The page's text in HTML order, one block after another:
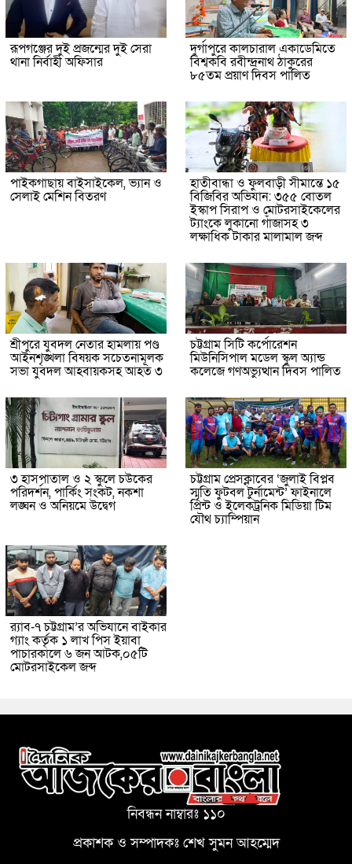
রূপগঞ্জের দুই প্রজন্মের দুই সেরা
থানা নির্বাহী অফিসার
দুর্গাপুরে কালচারাল একাডেমিতে
বিশ্বকবি রবীন্দ্রনাথ ঠাকুরের
৮৫তম প্রয়াণ দিবস পালিত
পাইকগাছায় বাইসাইকেল, ভ্যান ও
সেলাই মেশিন বিতরণ
হাতীবান্ধা ও ফুলবাড়ী সীমান্তে ১৫
বিজিবির অভিযান: ৩৫৫ বোতল
ইস্কাপ সিরাপ ও মোটরসাইকেলের
ট্যাংকে লুকানো গাঁজাসহ ৩
লক্ষাধিক টাকার মালামাল জব্দ
শ্রীপুরে যুবদল নেতার হামলায় পণ্ড
আইনশৃঙ্খলা বিষয়ক সচেতনামূলক
সভা যুবদল আহবায়কসহ আহত ৩
চট্টগ্রাম সিটি কর্পোরেশন
মিউনিসিপাল মডেল স্কুল অ্যান্ড
কলেজে গণঅভ্যুত্থান দিবস পালিত
৩ হাসপাতাল ও ২ স্কুলে চউকের
পরিদর্শন, পার্কিং সংকট, নকশা
লঙ্ঘন ও অনিয়মে উদ্বেগ
চট্টগ্রাম প্রেসক্লাবের ‘জুলাই বিপ্লব
স্মৃতি ফুটবল টুর্নামেন্ট’ ফাইনালে
প্রিন্ট ও ইলেকট্রনিক মিডিয়া টিম
যৌথ চ্যাম্পিয়ান
র‌্যাব-৭ চট্টগ্রাম’র অভিযানে বাইকার
গ্যাং কর্তৃক ১ লাখ পিস ইয়াবা
পাচারকালে ৬ জন আটক,০৫টি
মোটরসাইকেল জব্দ
নিবন্ধন নাম্বারঃ ১১০
প্রকাশক ও সম্পাদকঃ শেখ সুমন আহম্মেদ